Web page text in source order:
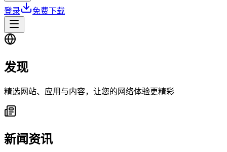
登录 免费下载
发现
精选网站、应用与内容，让您的网络体验更精彩
新闻资讯